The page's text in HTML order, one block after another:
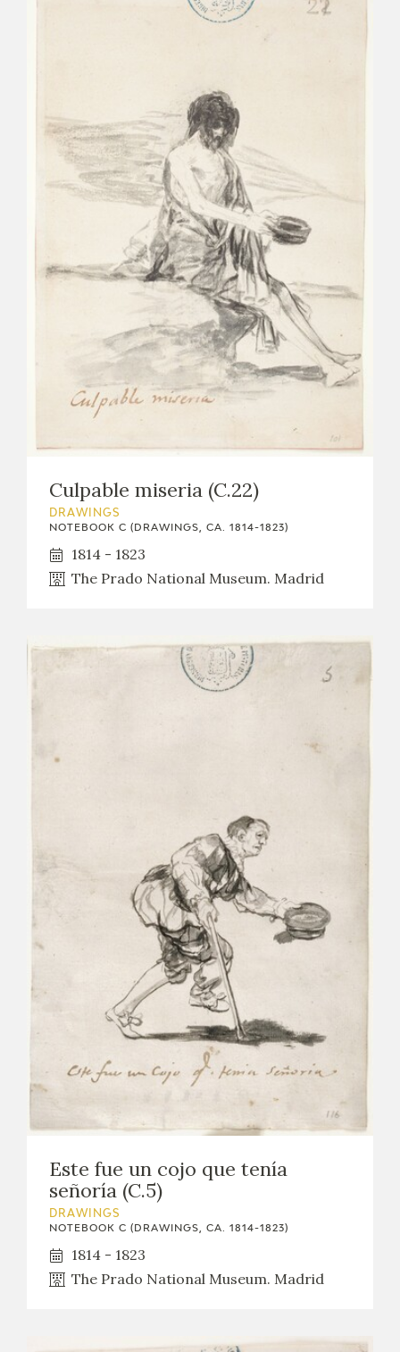
Culpable miseria (C.22)
DRAWINGS
NOTEBOOK C (DRAWINGS, CA. 1814-1823)
1814 - 1823
The Prado National Museum. Madrid
Este fue un cojo que tenía
señoría (C.5)
DRAWINGS
NOTEBOOK C (DRAWINGS, CA. 1814-1823)
1814 - 1823
The Prado National Museum. Madrid